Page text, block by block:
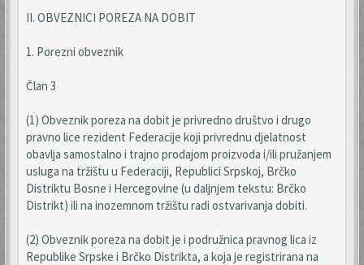
II. OBVEZNICI POREZA NA DOBIT
1. Porezni obveznik
Član 3
(1) Obveznik poreza na dobit je privredno društvo i drugo
pravno lice rezident Federacije koji privrednu djelatnost
obavlja samostalno i trajno prodajom proizvoda i/ili pružanjem
usluga na tržištu u Federaciji, Republici Srpskoj, Brčko
Distriktu Bosne i Hercegovine (u daljnjem tekstu: Brčko
Distrikt) ili na inozemnom tržištu radi ostvarivanja dobiti.
(2) Obveznik poreza na dobit je i podružnica pravnog lica iz
Republike Srpske i Brčko Distrikta, a koja je registrirana na